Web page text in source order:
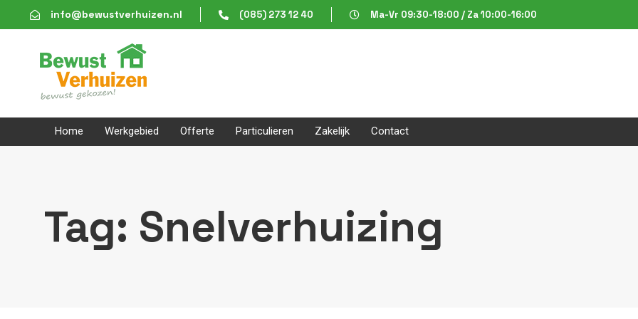
links
to
content
info@bewustverhuizen.nl (085) 273 12 40 Ma-Vr 09:30-18:00 / Za 10:00-16:00
Home Werkgebied Offerte Particulieren Zakelijk Contact
Tag: Snelverhuizing